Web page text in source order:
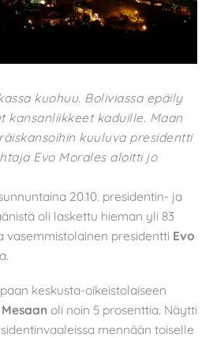
kuohuu. Boliviassa epäily
kansanliikkeet kaduille. Maan
kuuluva presidentti
Evo Morales aloitti jo
20.10. presidentin- ja
oli laskettu hieman yli 83
vasemmistolainen presidentti Evo
keskusta-oikeistolaiseen
oli noin 5 prosenttia. Näytti
mennään toiselle